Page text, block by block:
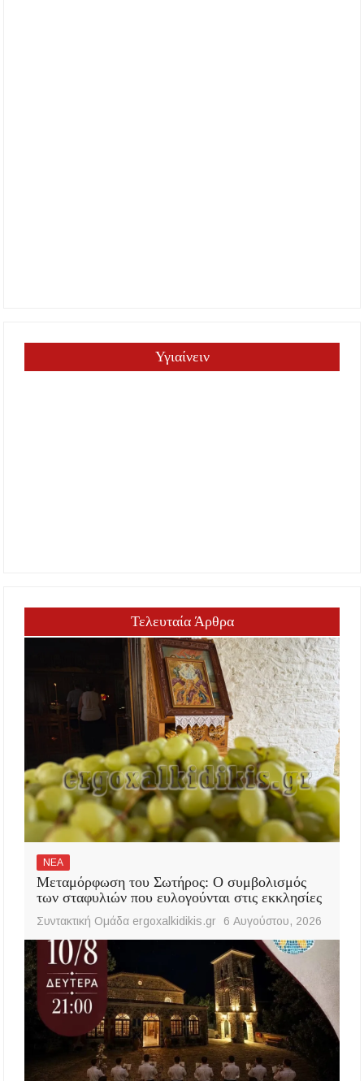
Υγιαίνειν
Τελευταία Άρθρα
ΝΕΑ
Μεταμόρφωση του Σωτήρος: Ο συμβολισμός
των σταφυλιών που ευλογούνται στις εκκλησίες
Συντακτική Ομάδα ergoxalkidikis.gr 6 Αυγούστου, 2026